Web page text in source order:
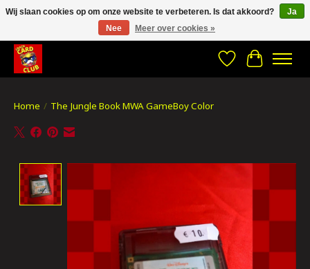
CRACH CARD CLUB , The best place to Geek out!
Verlanglijst
Home / The Jungle Book MWA GameBoy Color
Wij slaan cookies op om onze website te verbeteren. Is dat akkoord?
Ja
Nee
Meer over cookies »